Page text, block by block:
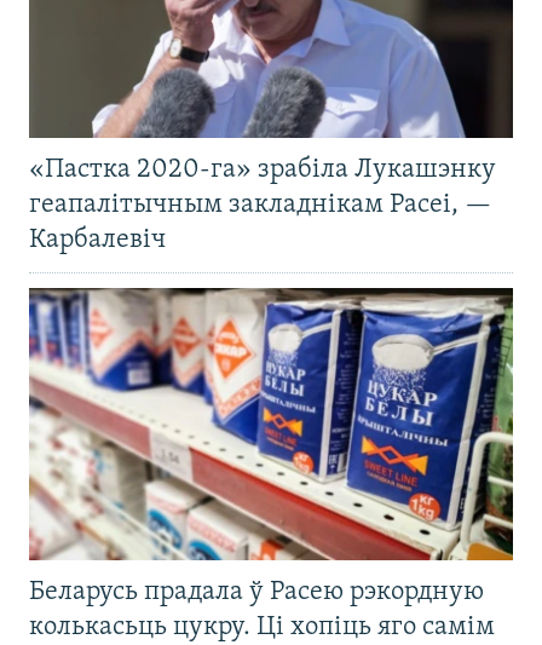
«Пастка 2020-га» зрабіла Лукашэнку
геапалітычным закладнікам Расеі, —
Карбалевіч
Беларусь прадала ў Расею рэкордную
колькасьць цукру. Ці хопіць яго самім